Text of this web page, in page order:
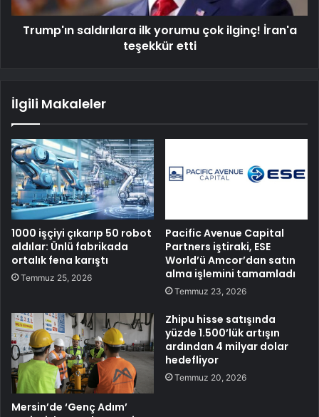
Trump'ın saldırılara ilk yorumu çok ilginç! İran'a
teşekkür etti
İlgili Makaleler
1000 işçiyi çıkarıp 50 robot
aldılar: Ünlü fabrikada
ortalık fena karıştı
Temmuz 25, 2026
Pacific Avenue Capital
Partners iştiraki, ESE
World’ü Amcor’dan satın
alma işlemini tamamladı
Temmuz 23, 2026
Mersin’de ‘Genç Adım’
Zhipu hisse satışında
yüzde 1.500’lük artışın
ardından 4 milyar dolar
hedefliyor
Temmuz 20, 2026